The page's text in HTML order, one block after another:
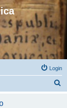
Login